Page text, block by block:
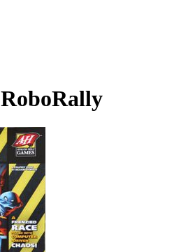
RoboRally